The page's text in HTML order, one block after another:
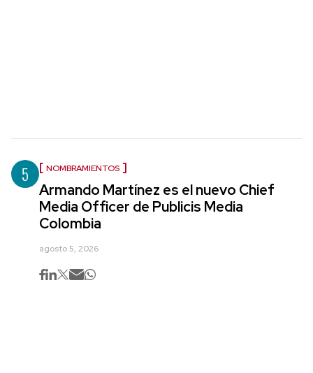
5 NOMBRAMIENTOS
Armando Martínez es el nuevo Chief
Media Officer de Publicis Media
Colombia
agosto 5, 2026